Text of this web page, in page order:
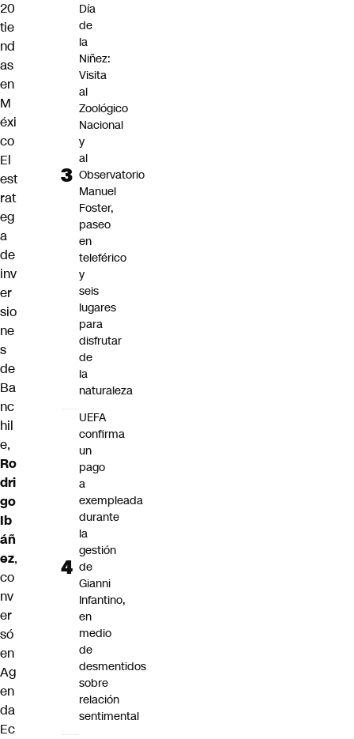
20
tie
nd
as
en
M
éxi
co
El
est
rat
eg
a
de
inv
er
sio
ne
s
de
Ba
nc
hil
e,
Ro
dri
go
Ib
áñ
ez,
co
nv
er
só
en
Ag
en
da
Ec
Día
de
la
Niñez:
Visita
al
Zoológico
Nacional
y
al
Observatorio
Manuel
Foster,
paseo
en
teleférico
y
seis
lugares
para
disfrutar
de
la
naturaleza
UEFA
confirma
un
pago
a
exempleada
durante
la
gestión
de
Gianni
Infantino,
en
medio
de
desmentidos
sobre
relación
sentimental